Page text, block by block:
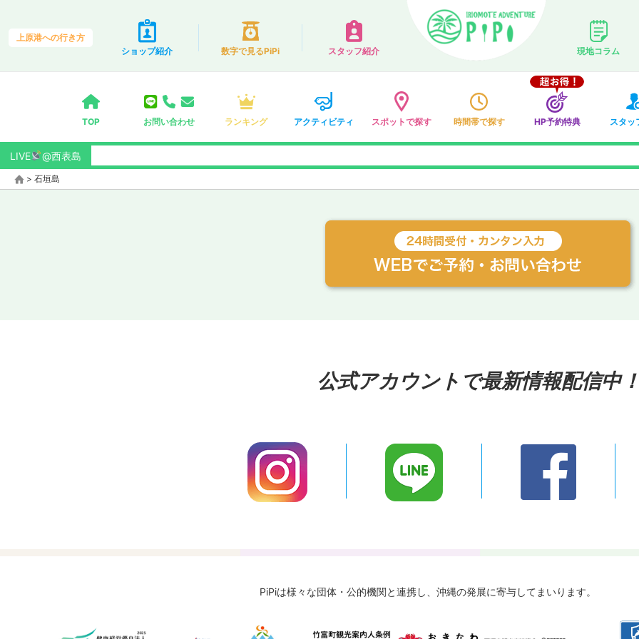
上原港への行き方
ショップ紹介
数字で見るPiPi スタッフ紹介 現地コラム
TOP お問い合わせ ランキング アクティビティ スポットで探す 時間帯で探す HP予約特典 スタッ
LIVE @西表島
> 石垣島
公式アカウントで最新情報配信中
PiPiは様々な団体・公的機関と連携し、 沖縄の発展に寄与してまいります。